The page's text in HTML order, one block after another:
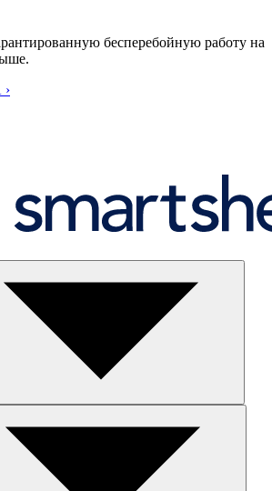
бесперебойную работу на
›